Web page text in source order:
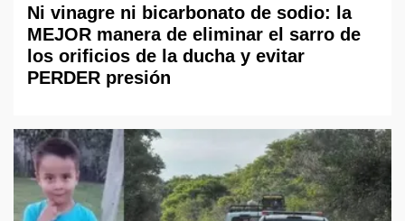
Ni vinagre ni bicarbonato de sodio: la
MEJOR manera de eliminar el sarro de
los orificios de la ducha y evitar
PERDER presión